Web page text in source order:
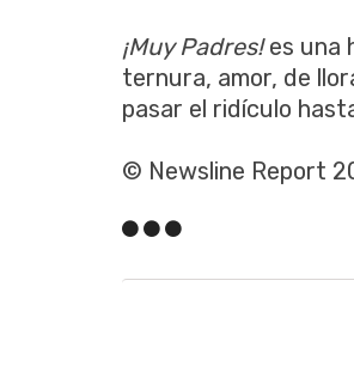
¡Muy Padres!es una
ternura, amor, de
pasar el ridículo
© Newsline Report